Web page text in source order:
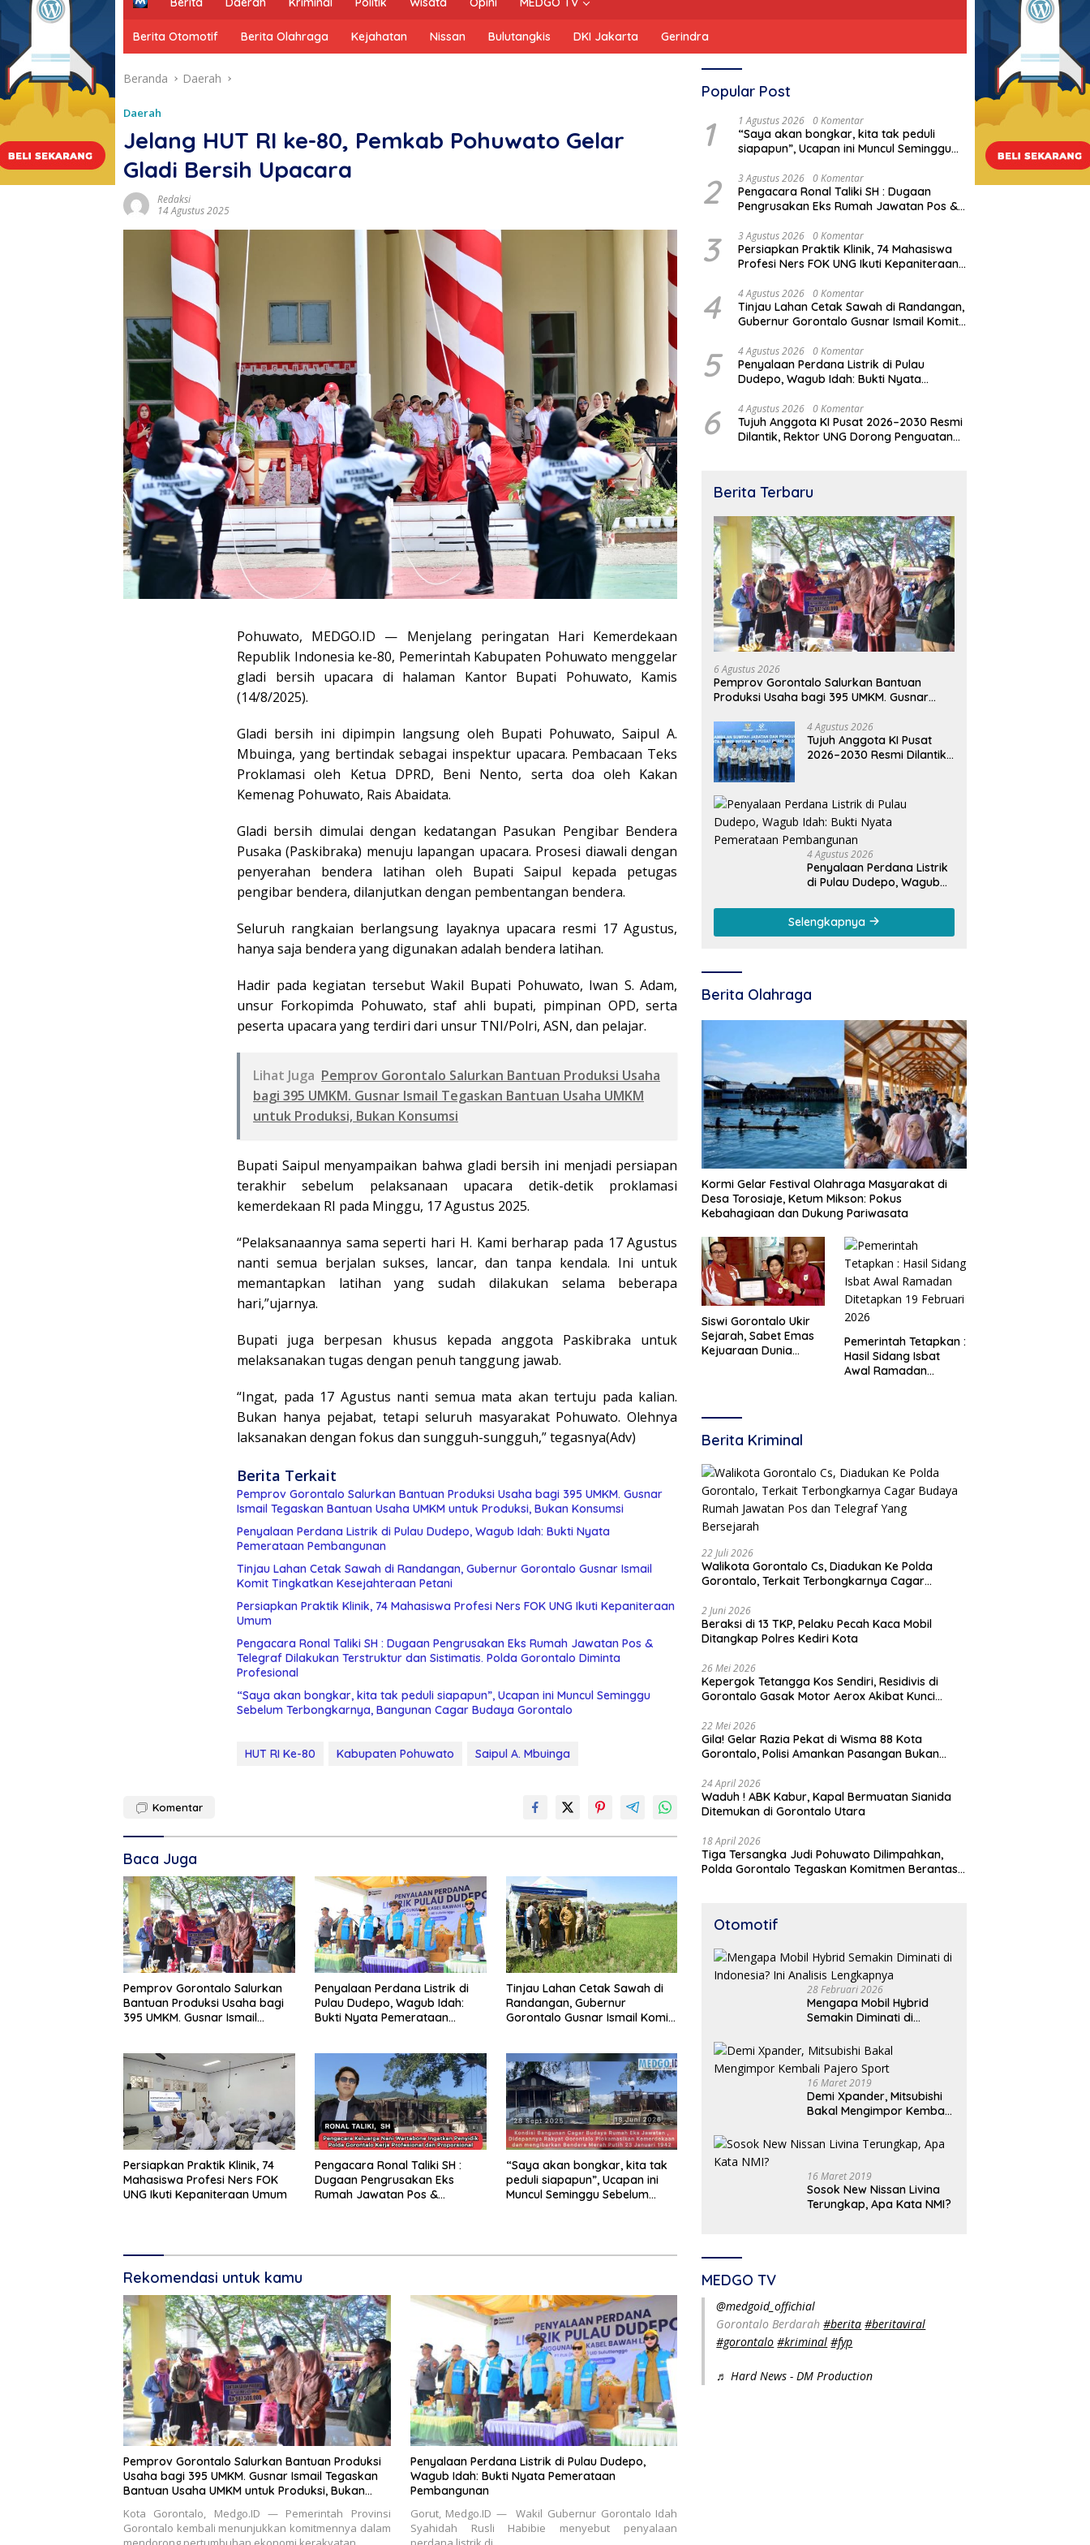
m
e
Berita Otomotif Berita Olahraga Kejahatan Nissan Bulutangkis DKI Jakarta Gerindra
Beranda Daerah
Daerah
Jelang HUT RI ke-80, Pemkab Pohuwato Gelar
Gladi Bersih Upacara
Redaksi
14 Agustus 2025
Pohuwato, MEDGO.ID — Menjelang peringatan Hari Kemerdekaan
Republik Indonesia ke-80, Pemerintah Kabupaten Pohuwato menggelar
gladi bersih upacara di halaman Kantor Bupati Pohuwato, Kamis
(14/8/2025).
Gladi bersih ini dipimpin langsung oleh Bupati Pohuwato, Saipul A.
Mbuinga, yang bertindak sebagai inspektur upacara. Pembacaan Teks
Proklamasi oleh Ketua DPRD, Beni Nento, serta doa oleh Kakan
Kemenag Pohuwato, Rais Abaidata.
Gladi bersih dimulai dengan kedatangan Pasukan Pengibar Bendera
Pusaka (Paskibraka) menuju lapangan upacara. Prosesi diawali dengan
penyerahan bendera latihan oleh Bupati Saipul kepada petugas
pengibar bendera, dilanjutkan dengan pembentangan bendera.
Seluruh rangkaian berlangsung layaknya upacara resmi 17 Agustus,
hanya saja bendera yang digunakan adalah bendera latihan.
Hadir pada kegiatan tersebut Wakil Bupati Pohuwato, Iwan S. Adam,
unsur Forkopimda Pohuwato, staf ahli bupati, pimpinan OPD, serta
peserta upacara yang terdiri dari unsur TNI/Polri, ASN, dan pelajar.
Lihat Juga Pemprov Gorontalo Salurkan Bantuan Produksi Usaha
bagi 395 UMKM. Gusnar Ismail Tegaskan Bantuan Usaha UMKM
untuk Produksi, Bukan Konsumsi
Bupati Saipul menyampaikan bahwa gladi bersih ini menjadi persiapan
terakhir sebelum pelaksanaan upacara detik-detik proklamasi
kemerdekaan RI pada Minggu, 17 Agustus 2025.
“Pelaksanaannya sama seperti hari H. Kami berharap pada 17 Agustus
nanti semua berjalan sukses, lancar, dan tanpa kendala. Ini untuk
memantapkan latihan yang sudah dilakukan selama beberapa
hari,”ujarnya.
Bupati juga berpesan khusus kepada anggota Paskibraka untuk
melaksanakan tugas dengan penuh tanggung jawab.
“Ingat, pada 17 Agustus nanti semua mata akan tertuju pada kalian.
Bukan hanya pejabat, tetapi seluruh masyarakat Pohuwato. Olehnya
laksanakan dengan fokus dan sungguh-sungguh,” tegasnya(Adv)
Berita Terkait
Pemprov Gorontalo Salurkan Bantuan Produksi Usaha bagi 395 UMKM. Gusnar
Ismail Tegaskan Bantuan Usaha UMKM untuk Produksi, Bukan Konsumsi
Penyalaan Perdana Listrik di Pulau Dudepo, Wagub Idah: Bukti Nyata
Pemerataan Pembangunan
Tinjau Lahan Cetak Sawah di Randangan, Gubernur Gorontalo Gusnar Ismail
Komit Tingkatkan Kesejahteraan Petani
Persiapkan Praktik Klinik, 74 Mahasiswa Profesi Ners FOK UNG Ikuti Kepaniteraan
Umum
Pengacara Ronal Taliki SH : Dugaan Pengrusakan Eks Rumah Jawatan Pos &
Telegraf Dilakukan Terstruktur dan Sistimatis. Polda Gorontalo Diminta
Profesional
“Saya akan bongkar, kita tak peduli siapapun”, Ucapan ini Muncul Seminggu
Sebelum Terbongkarnya, Bangunan Cagar Budaya Gorontalo
HUT RI Ke-80 Kabupaten Pohuwato Saipul A. Mbuinga
Komentar
Baca Juga
Pemprov Gorontalo Salurkan
Bantuan Produksi Usaha bagi
395 UMKM. Gusnar Ismail
Konsumsi
Penyalaan Perdana Listrik di
Pulau Dudepo, Wagub Idah:
Bukti Nyata Pemerataan
Tinjau Lahan Cetak Sawah di
Randangan, Gubernur
Gorontalo Gusnar Ismail Komit
Persiapkan Praktik Klinik, 74
Mahasiswa Profesi Ners FOK
UNG Ikuti Kepaniteraan Umum
Pengacara Ronal Taliki SH :
Dugaan Pengrusakan Eks
Rumah Jawatan Pos &
“Saya akan bongkar, kita tak
peduli siapapun”, Ucapan ini
Muncul Seminggu Sebelum
Rekomendasi untuk kamu
Pemprov Gorontalo Salurkan Bantuan Produksi
Usaha bagi 395 UMKM. Gusnar Ismail Tegaskan
Bantuan Usaha UMKM untuk Produksi, Bukan
Kota Gorontalo, Medgo.ID — Pemerintah Provinsi
Gorontalo kembali menunjukkan komitmennya dalam
Penyalaan Perdana Listrik di Pulau Dudepo,
Wagub Idah: Bukti Nyata Pemerataan
Pembangunan
Gorut, Medgo.ID — Wakil Gubernur Gorontalo Idah
Syahidah Rusli Habibie menyebut penyalaan
Popular Post
1 1 Agustus 2026 0 Komentar
“Saya akan bongkar, kita tak peduli
siapapun”, Ucapan ini Muncul Seminggu
Cagar Budaya Gorontalo
2 3 Agustus 2026 0 Komentar
Pengacara Ronal Taliki SH : Dugaan
Pengrusakan Eks Rumah Jawatan Pos &
Sistimatis. Polda Gorontalo Diminta
Profesional
3 3 Agustus 2026 0 Komentar
Persiapkan Praktik Klinik, 74 Mahasiswa
Profesi Ners FOK UNG Ikuti Kepaniteraan
4 4 Agustus 2026 0 Komentar
Tinjau Lahan Cetak Sawah di Randangan,
Gubernur Gorontalo Gusnar Ismail Komit
5 4 Agustus 2026 0 Komentar
Penyalaan Perdana Listrik di Pulau
Dudepo, Wagub Idah: Bukti Nyata
6 4 Agustus 2026 0 Komentar
Tujuh Anggota KI Pusat 2026–2030 Resmi
Dilantik, Rektor UNG Dorong Penguatan
Berita Terbaru
6 Agustus 2026
Pemprov Gorontalo Salurkan Bantuan
Produksi Usaha bagi 395 UMKM. Gusnar
untuk Produksi, Bukan Konsumsi
4 Agustus 2026
Tujuh Anggota KI Pusat
2026–2030 Resmi Dilantik,
Informasi Digital
4 Agustus 2026
Penyalaan Perdana Listrik
di Pulau Dudepo, Wagub
Pemerataan
Pembangunan
Selengkapnya
Berita Olahraga
Kormi Gelar Festival Olahraga Masyarakat di
Desa Torosiaje, Ketum Mikson: Pokus
Kebahagiaan dan Dukung Pariwasata
Siswi Gorontalo Ukir
Sejarah, Sabet Emas
Kejuaraan Dunia
Pemerintah Tetapkan :
Hasil Sidang Isbat
Awal Ramadan
Berita Kriminal
22 Juli 2026
Walikota Gorontalo Cs, Diadukan Ke Polda
Gorontalo, Terkait Terbongkarnya Cagar
Bersejarah
2 Juni 2026
Beraksi di 13 TKP, Pelaku Pecah Kaca Mobil
Ditangkap Polres Kediri Kota
26 Mei 2026
Kepergok Tetangga Kos Sendiri, Residivis di
Gorontalo Gasak Motor Aerox Akibat Kunci
22 Mei 2026
Gila! Gelar Razia Pekat di Wisma 88 Kota
Gorontalo, Polisi Amankan Pasangan Bukan
24 April 2026
Waduh ! ABK Kabur, Kapal Bermuatan Sianida
Ditemukan di Gorontalo Utara
18 April 2026
Tiga Tersangka Judi Pohuwato Dilimpahkan,
Polda Gorontalo Tegaskan Komitmen Berantas
Otomotif
28 Februari 2026
Mengapa Mobil Hybrid
Semakin Diminati di
Lengkapnya
16 Maret 2019
Demi Xpander, Mitsubishi
Bakal Mengimpor Kembali
16 Maret 2019
Sosok New Nissan Livina
Terungkap, Apa Kata NMI?
MEDGO TV
@medgoid_offichial
Gorontalo Berdarah#berita #beritaviral
#gorontalo #kriminal #fyp
♬ Hard News - DM Production